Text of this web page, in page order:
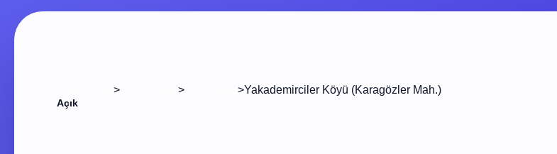
> > >Yakademirciler Köyü (Karagözler Mah.)
Açık